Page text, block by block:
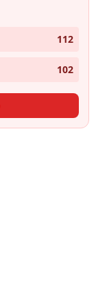
112
102